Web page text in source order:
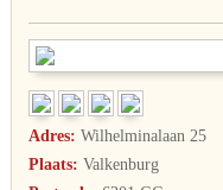
Adres: Wilhelminalaan 25
Plaats: Valkenburg